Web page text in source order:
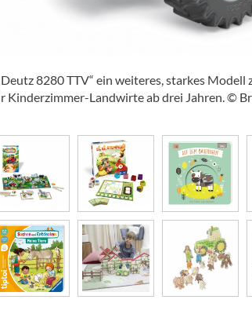
8280 TTV“ ein weiteres, starkes
Kinderzimmer-Landwirte ab drei Jahren. ©